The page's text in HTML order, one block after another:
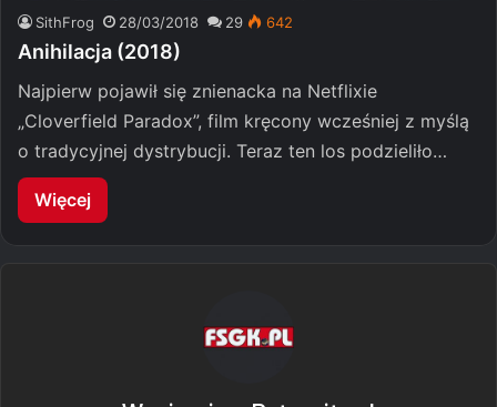
SithFrog 28/03/2018 29 642
Anihilacja (2018)
Najpierw pojawił się znienacka na Netflixie
„Cloverfield Paradox”, film kręcony wcześniej z myślą
o tradycyjnej dystrybucji. Teraz ten los podzieliło…
Więcej